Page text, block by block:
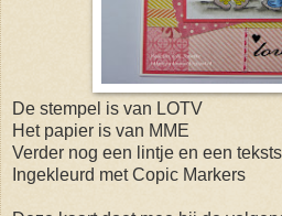
De stempel is van LOTV
Het papier is van MME
Verder nog een lintje en een
Ingekleurd met Copic Markers